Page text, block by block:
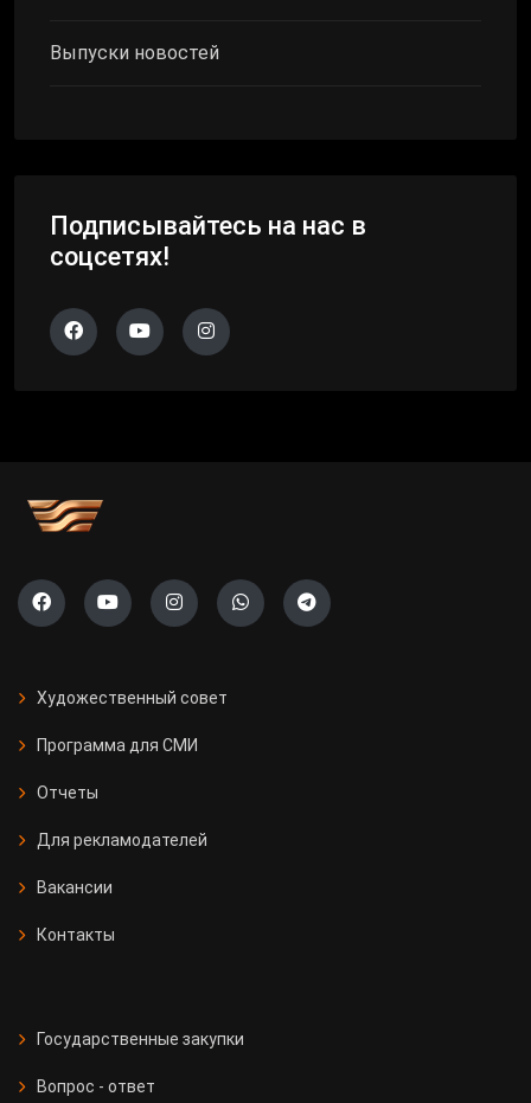
Выпуски новостей
Подписывайтесь на нас в
соцсетях!
Художественный совет
Программа для СМИ
Отчеты
Для рекламодателей
Вакансии
Контакты
Государственные закупки
Вопрос - ответ